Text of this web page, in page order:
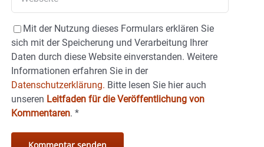
Mit der Nutzung dieses Formulars erklären Sie
sich mit der Speicherung und Verarbeitung Ihrer
Daten durch diese Website einverstanden. Weitere
Informationen erfahren Sie in der
Datenschutzerklärung. Bitte lesen Sie hier auch
unseren Leitfaden für die Veröffentlichung von
Kommentaren. *